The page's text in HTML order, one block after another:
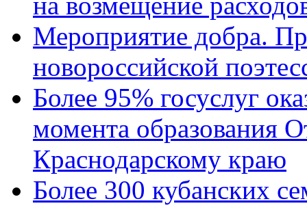
Мероприятие добра.
новороссийской
Более 95% госуслуг
момента образования
Краснодарскому краю
Более 300 кубанских